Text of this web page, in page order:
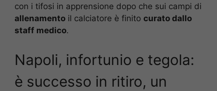
con i tifosi in apprensione dopo che sui campi di
allenamento il calciatore è finito curato dallo
staff medico.
Napoli, infortunio e tegola:
è successo in ritiro, un